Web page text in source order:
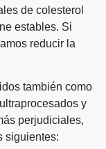
de colesterol
estables. Si
reducir la
también como
y
perjudiciales,
siguientes: